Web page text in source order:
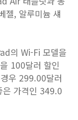
젤, 알루미늄 섀
의 Wi-Fi 모델을
100달러 할인
우 299.00달러
은 가격인 349.0